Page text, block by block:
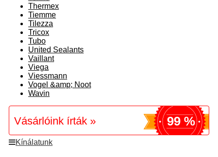
Thermex
Tiemme
Tilezza
Tricox
Tubo
United Sealants
Vaillant
Viega
Viessmann
Vogel &amp; Noot
Wavin
Vásárlóink írták » 99 %
Kínálatunk